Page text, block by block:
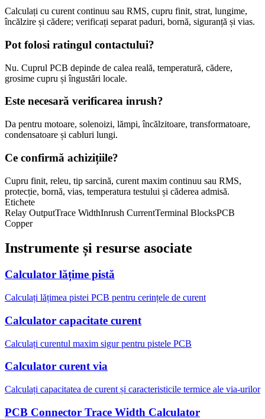
Calculați cu curent continuu sau RMS, cupru finit, strat, lungime,
încălzire și cădere; verificați separat paduri, bornă, siguranță și vias.
Pot folosi ratingul contactului?
Nu. Cuprul PCB depinde de calea reală, temperatură, cădere,
grosime cupru și îngustări locale.
Este necesară verificarea inrush?
Da pentru motoare, solenoizi, lămpi, încălzitoare, transformatoare,
condensatoare și cabluri lungi.
Ce confirmă achizițiile?
Cupru finit, releu, tip sarcină, curent maxim continuu sau RMS,
protecție, bornă, vias, temperatura testului și căderea admisă.
Etichete
Relay OutputTrace WidthInrush CurrentTerminal BlocksPCB
Copper
Instrumente și resurse asociate
Calculator lățime pistă
Calculați lățimea pistei PCB pentru cerințele de curent
Calculator capacitate curent
Calculați curentul maxim sigur pentru pistele PCB
Calculator curent via
Calculați capacitatea de curent și caracteristicile termice ale via-urilor
PCB Connector Trace Width Calculator